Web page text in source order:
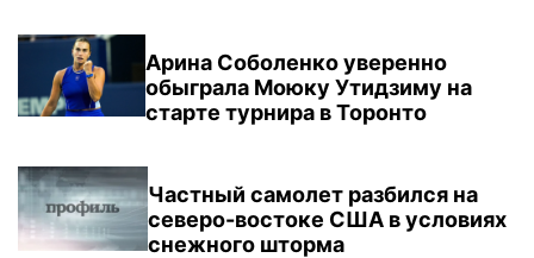
Арина Соболенко уверенно
обыграла Моюку Утидзиму на
старте турнира в Торонто
Частный самолет разбился на
северо-востоке США в условиях
снежного шторма